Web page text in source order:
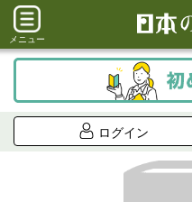
メニュー
ログイン